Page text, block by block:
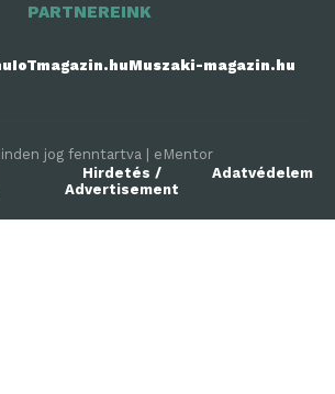
PARTNEREINK
IoTmagazin.huMuszaki-magazin.hu
jog fenntartva | eMentor
Hirdetés /
Advertisement
Adatvédelem